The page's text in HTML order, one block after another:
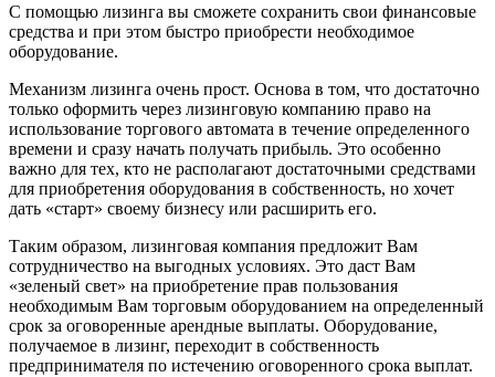
С помощью лизинга вы сможете сохранить свои финансовые
средства и при этом быстро приобрести необходимое
оборудование.
Механизм лизинга очень прост. Основа в том, что достаточно
только оформить через лизинговую компанию право на
использование торгового автомата в течение определенного
времени и сразу начать получать прибыль. Это особенно
важно для тех, кто не располагают достаточными средствами
для приобретения оборудования в собственность, но хочет
дать «старт» своему бизнесу или расширить его.
Таким образом, лизинговая компания предложит Вам
сотрудничество на выгодных условиях. Это даст Вам
«зеленый свет» на приобретение прав пользования
необходимым Вам торговым оборудованием на определенный
срок за оговоренные арендные выплаты. Оборудование,
получаемое в лизинг, переходит в собственность
предпринимателя по истечению оговоренного срока выплат.